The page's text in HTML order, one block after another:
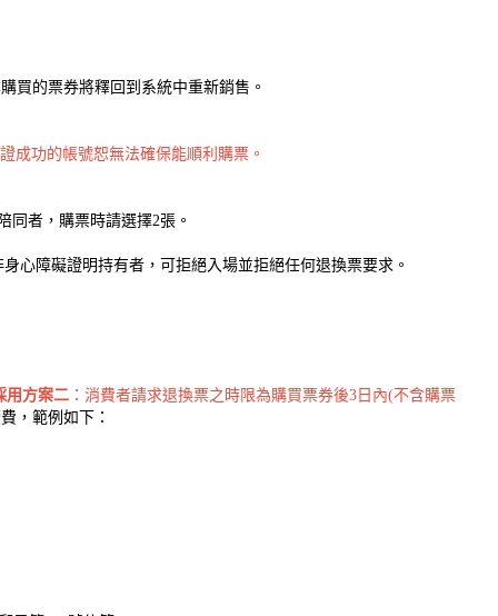
買的票券將釋回到系統中重新銷售。
成功的帳號恕無法確保能順利購票。
同者，購票時請選擇2張。
心障礙證明持有者，可拒絕入場並拒絕任何退換票要求。
用方案二 ：消費者請求退換票之時限為購買票券後3日內(不含購票
，範例如下：